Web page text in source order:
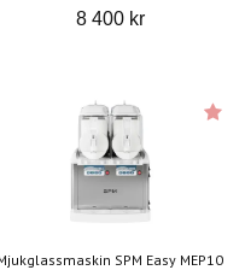
8 400 kr
SPM Easy MEP10